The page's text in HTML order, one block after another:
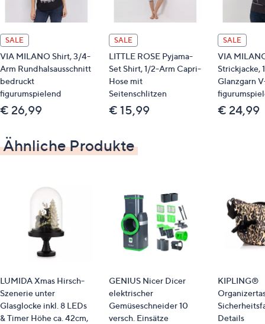
leicht abgerundeter Saum
Teilungsnähte in Vorder- und Rückenteil
Reißverschluss
Maße (Größe S) & Passform
Länge: ca. 59 cm
figurbetont
taillenumspielend
Material
95 % Polyester, 5 % Elasthan
Pflege
Maschinenwäsche
SALE
VIA MILANO Shirt, 3/4-
Arm Rundhalsausschnitt
bedruckt
figurumspielend
€ 26,99
SALE
LITTLE ROSE Pyjama-
Set Shirt, 1/2-Arm Capri-
Hose mit
Seitenschlitzen
€ 15,99
SALE
VIA
Strickjacke,
Glanzgarn
€ 24,99
Ähnliche Produkte
LUMIDA Xmas Hirsch-
Szenerie unter
Glasglocke inkl. 8 LEDs
& Timer Höhe ca. 42cm,
GENIUS Nicer Dicer
elektrischer
Gemüseschneider 10
versch. Einsätze
KIPLING®
Details